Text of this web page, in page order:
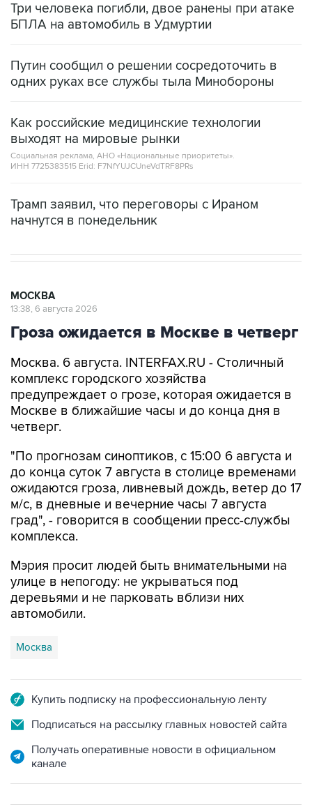
Три человека погибли, двое ранены при атаке
БПЛА на автомобиль в Удмуртии
Путин сообщил о решении сосредоточить в
одних руках все службы тыла Минобороны
Как российские медицинские технологии
выходят на мировые рынки
Социальная реклама, АНО «Национальные приоритеты».
ИНН 7725383515 Erid: F7NfYUJCUneVdTRF8PRs
Трамп заявил, что переговоры с Ираном
начнутся в понедельник
МОСКВА
13:38, 6 августа 2026
Гроза ожидается в Москве в четверг
Москва. 6 августа. INTERFAX.RU - Столичный
комплекс городского хозяйства
предупреждает о грозе, которая ожидается в
Москве в ближайшие часы и до конца дня в
четверг.
"По прогнозам синоптиков, с 15:00 6 августа и
до конца суток 7 августа в столице временами
ожидаются гроза, ливневый дождь, ветер до 17
м/с, в дневные и вечерние часы 7 августа
град", - говорится в сообщении пресс-службы
комплекса.
Мэрия просит людей быть внимательными на
улице в непогоду: не укрываться под
деревьями и не парковать вблизи них
автомобили.
Москва
Купить подписку на профессиональную ленту
Подписаться на рассылку главных новостей сайта
Получать оперативные новости в официальном
канале